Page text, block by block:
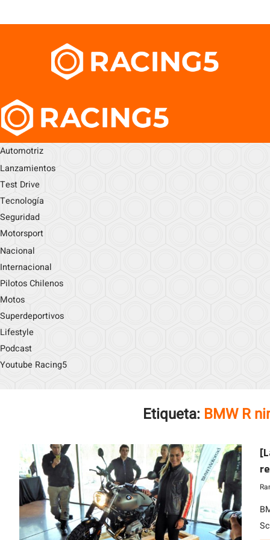
Automotriz
Lanzamientos
Test Drive
Tecnología
Seguridad
Motorsport
Nacional
Internacional
Pilotos Chilenos
Motos
Superdeportivos
Lifestyle
Podcast
Youtube Racing5
Etiqueta: BMW R